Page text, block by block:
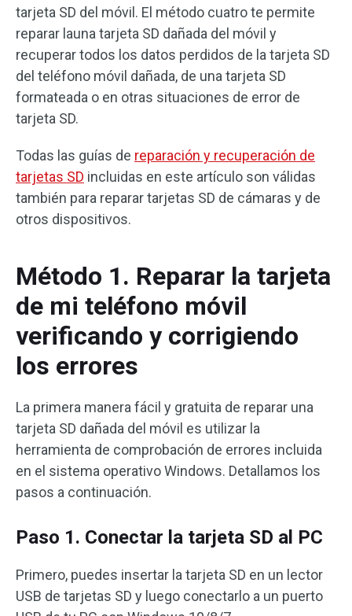
tarjeta SD del móvil. El método cuatro te permite
reparar launa tarjeta SD dañada del móvil y
recuperar todos los datos perdidos de la tarjeta SD
del teléfono móvil dañada, de una tarjeta SD
formateada o en otras situaciones de error de
tarjeta SD.
Todas las guías de reparación y recuperación de
tarjetas SD incluidas en este artículo son válidas
también para reparar tarjetas SD de cámaras y de
otros dispositivos.
Método 1. Reparar la tarjeta
de mi teléfono móvil
verificando y corrigiendo
los errores
La primera manera fácil y gratuita de reparar una
tarjeta SD dañada del móvil es utilizar la
herramienta de comprobación de errores incluida
en el sistema operativo Windows. Detallamos los
pasos a continuación.
Paso 1. Conectar la tarjeta SD al PC
Primero, puedes insertar la tarjeta SD en un lector
USB de tarjetas SD y luego conectarlo a un puerto